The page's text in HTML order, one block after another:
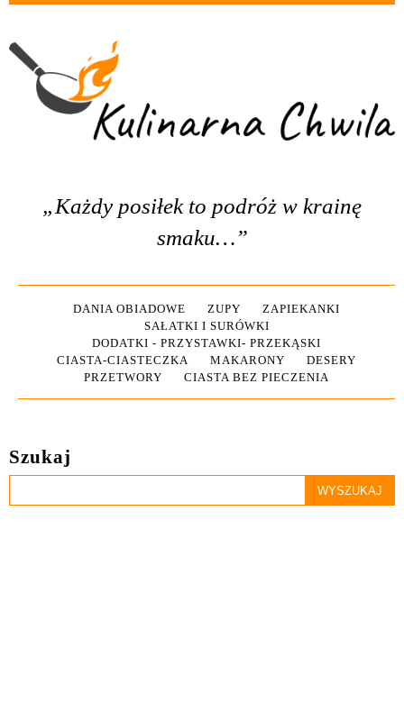
„Każdy posiłek to podróż w krainę
smaku…”
DANIA OBIADOWE ZUPY
ZAPIEKANKI
SAŁATKI I SURÓWKI
DODATKI - PRZYSTAWKI- PRZEKĄSKI
CIASTA-CIASTECZKA
MAKARONY
DESERY
PRZETWORY
CIASTA BEZ PIECZENIA
Szukaj